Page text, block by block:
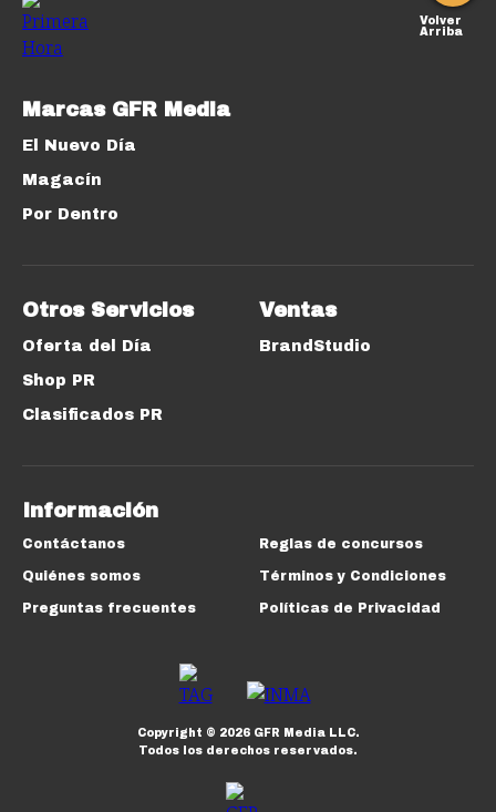
Volver
Arriba
Marcas GFR Media
El Nuevo Día
Magacín
Por Dentro
Otros Servicios
Oferta del Día
Shop PR
Clasificados PR
Ventas
BrandStudio
Información
Contáctanos
Quiénes somos
Preguntas frecuentes
Reglas de concursos
Términos y Condiciones
Políticas de Privacidad
Copyright © 2026GFR Media LLC.
Todos los derechos reservados.